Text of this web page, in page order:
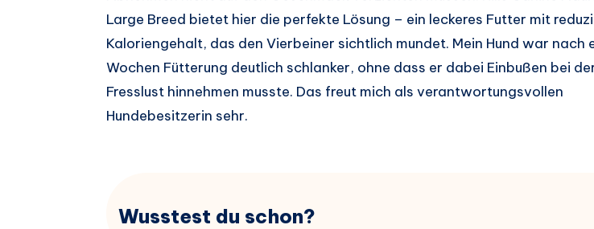
Large Breed bietet hier die perfekte Lösung – ein leckeres Futter mit
Kaloriengehalt, das den Vierbeiner sichtlich mundet. Mein Hund war nach
Wochen Fütterung deutlich schlanker, ohne dass er dabei Einbußen bei
Fresslust hinnehmen musste. Das freut mich als verantwortungsvollen
Hundebesitzerin sehr.
Wusstest du schon?